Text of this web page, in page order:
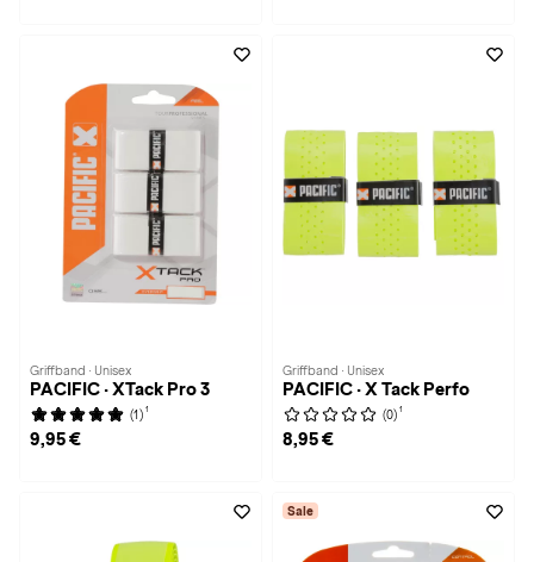
Griffband · Unisex
PACIFIC · XTack Pro 3
(1) 1
9,95 €
Griffband · Unisex
PACIFIC · X Tack Perfo
(0) 1
8,95 €
Sale